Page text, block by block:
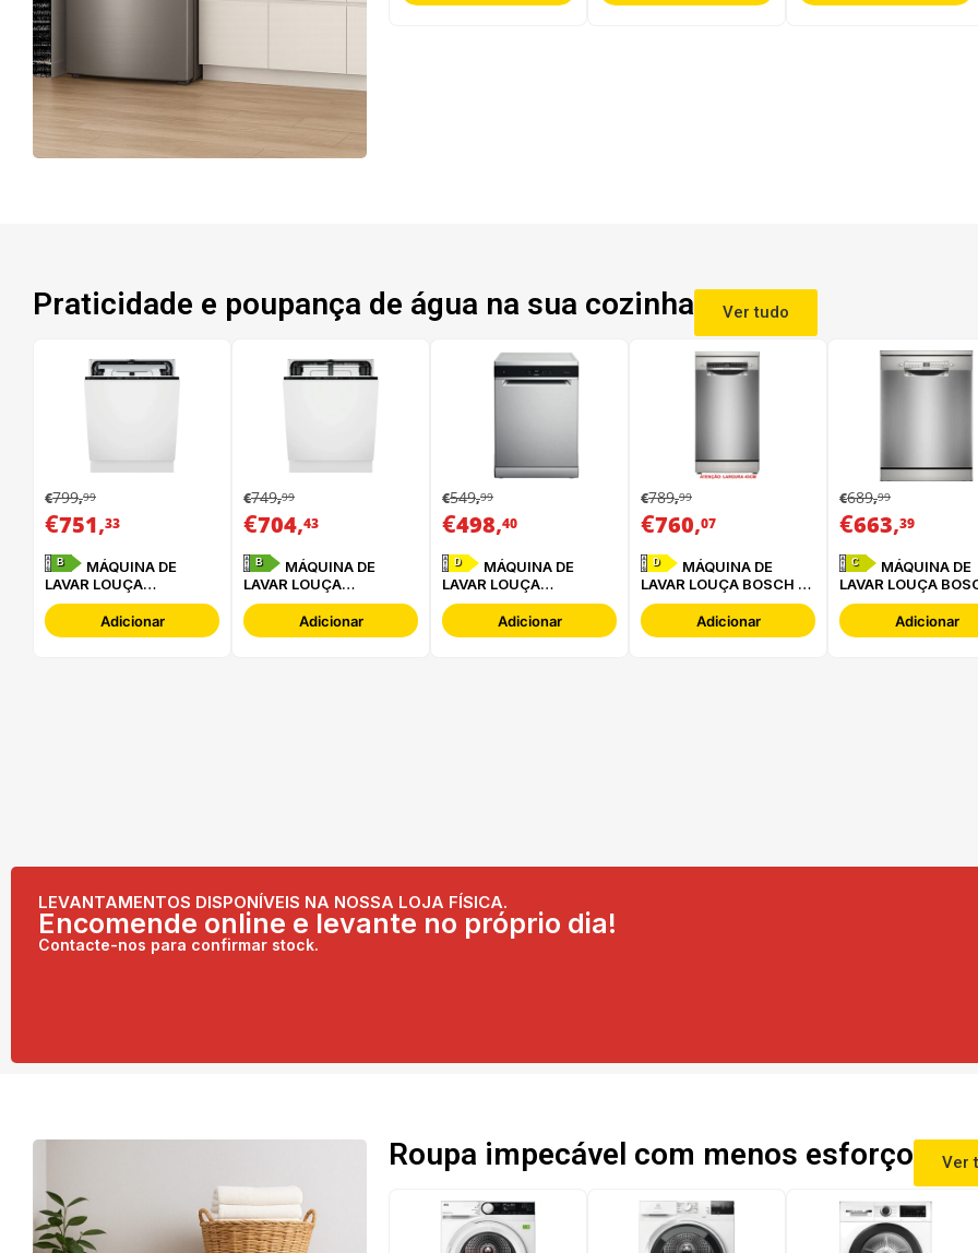
Praticidade e poupança de água na sua cozinha Ver tudo
€799,99
€751,33
B
LAVAR LOUÇA
ELECTROLUX -
E62LB202SAdicionar
€749,99
€704,43
B
LAVAR LOUÇA
ELECTROLUX -
E62LB100SAdicionar
€549,99
€498,40
D
LAVAR LOUÇA
WHIRLPOOL - WFC
3C34 P XAdicionar
€789,99
€760,07
D
LAVAR LOUÇA BOSCH -
SPS4EMI61E
Adicionar
€689,99
€663,39
C
LAVAR LOUÇA
SMS2HTI06E
Adicionar
LEVANTAMENTOS DISPONÍVEIS NA NOSSA LOJA FÍSICA.
Encomende online e levante no próprio dia!
Contacte-nos para confirmar stock.
Roupa impecável com menos esforço Ver